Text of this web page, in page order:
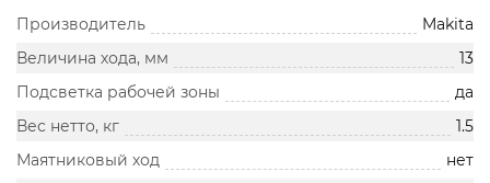
Производитель
Makita
Величина хода, мм
13
Подсветка рабочей зоны
да
Вес нетто, кг
1.5
Маятниковый ход
нет